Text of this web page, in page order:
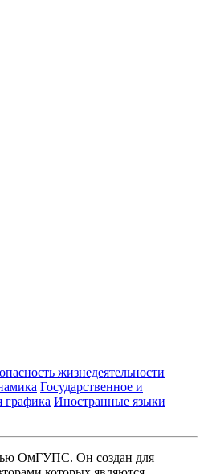
жизнедеятельности
Государственное и
графика Иностранные языки
ОмГУПС. Он создан для